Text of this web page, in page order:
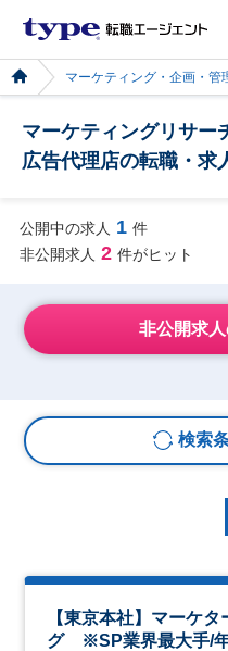
マーケティング・企画・管
マーケティングリサー
広告代理店の転職・求
公開中の求人 1 件
非公開求人 2 件がヒット
非公開求
検索
【東京本社】マーケ
グ ※SP業界最大手/